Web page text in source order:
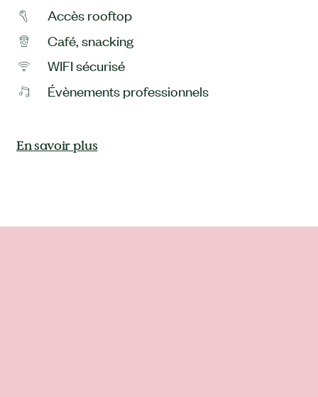
Accès rooftop
Café, snacking
WIFI sécurisé
Évènements professionnels
En savoir plus